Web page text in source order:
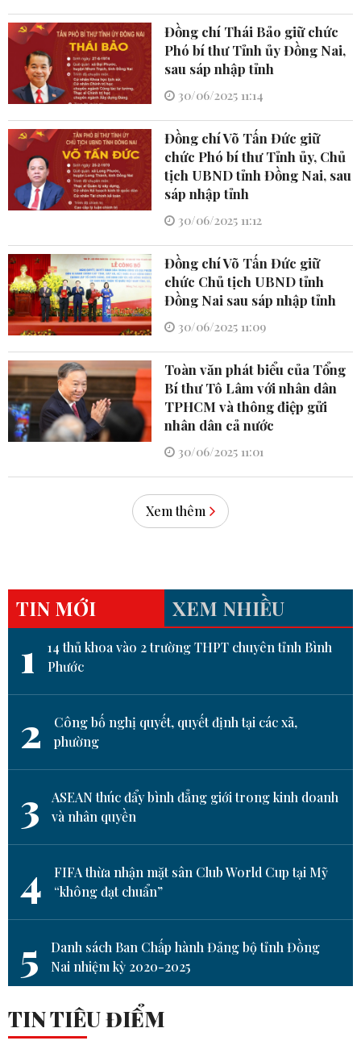
Đồng chí Thái Bảo giữ chức
Phó bí thư Tỉnh ủy Đồng Nai,
sau sáp nhập tỉnh
30/06/2025 11:14
Đồng chí Võ Tấn Đức giữ
chức Phó bí thư Tỉnh ủy, Chủ
tịch UBND tỉnh Đồng Nai, sau
sáp nhập tỉnh
30/06/2025 11:12
Đồng chí Võ Tấn Đức giữ
chức Chủ tịch UBND tỉnh
Đồng Nai sau sáp nhập tỉnh
30/06/2025 11:09
Toàn văn phát biểu của Tổng
Bí thư Tô Lâm với nhân dân
TPHCM và thông điệp gửi
nhân dân cả nước
30/06/2025 11:01
Xem thêm
TIN MỚI XEM NHIỀU
1
14 thủ khoa vào 2 trường THPT chuyên tỉnh Bình
Phước
2
Công bố nghị quyết, quyết định tại các xã,
phường
3
ASEAN thúc đẩy bình đẳng giới trong kinh doanh
và nhân quyền
4
FIFA thừa nhận mặt sân Club World Cup tại Mỹ
“không đạt chuẩn”
5
Danh sách Ban Chấp hành Đảng bộ tỉnh Đồng
Nai nhiệm kỳ 2020-2025
TIN TIÊU ĐIỂM